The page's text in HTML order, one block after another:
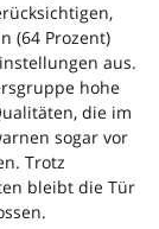
(64 Prozent)
aus.
hohe
die im
sogar vor
Trotz
bleibt die Tür